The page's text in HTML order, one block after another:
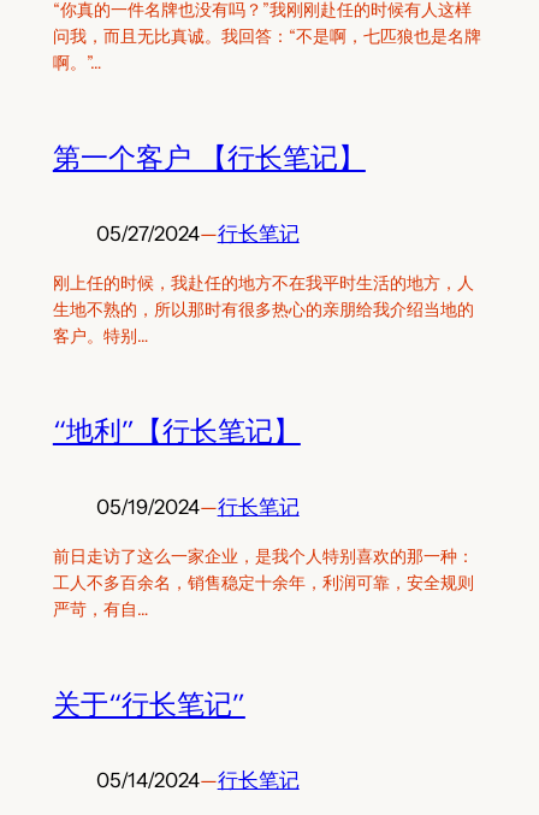
“你真的一件名牌也没有吗？”我刚刚赴任的时候有人这样
问我，而且无比真诚。我回答：“不是啊，七匹狼也是名牌
啊。”…
第一个客户 【行长笔记】
05/27/2024—行长笔记
刚上任的时候，我赴任的地方不在我平时生活的地方，人
生地不熟的，所以那时有很多热心的亲朋给我介绍当地的
客户。特别…
“地利”【行长笔记】
05/19/2024—行长笔记
前日走访了这么一家企业，是我个人特别喜欢的那一种：
工人不多百余名，销售稳定十余年，利润可靠，安全规则
严苛，有自…
关于“行长笔记”
05/14/2024—行长笔记